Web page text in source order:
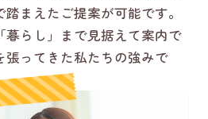
まえたご提案が可能です。
暮らし」まで見据えて案内で
張ってきた私たちの強みで